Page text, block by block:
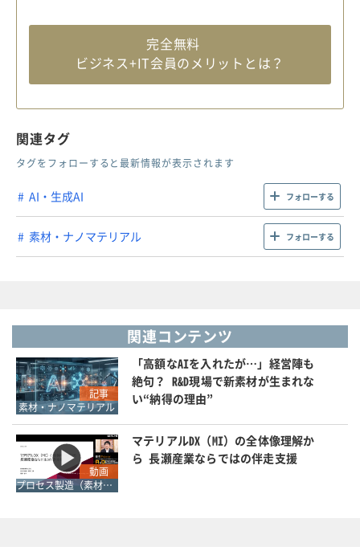
完全無料
ビジネス+IT会員のメリットとは？
関連タグ
タグをフォローすると最新情報が表示されます
AI・生成AI フォローする
素材・ナノマテリアル フォローする
関連コンテンツ
記事
素材・ナノマテリアル
「高額なAIを入れたが…」経営陣も
絶句？ R&D現場で新素材が生まれな
い“納得の理由”
動画
プロセス製造（素材・化学・食品・医薬品）
マテリアルDX（MI）の全体像理解か
ら 長瀬産業ならではの伴走支援